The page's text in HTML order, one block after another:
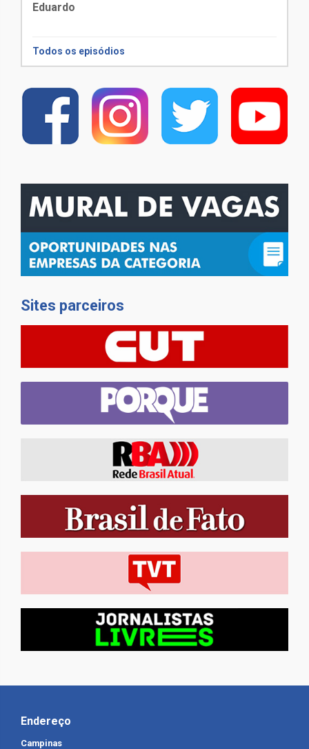
Eduardo
Todos os episódios
Sites parceiros
Endereço
Campinas